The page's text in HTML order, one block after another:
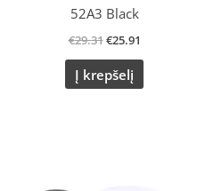
52A3 Black
€29.31€25.91
Į krepšelį